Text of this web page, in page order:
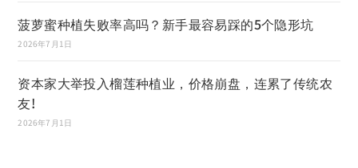
菠萝蜜种植失败率高吗？新手最容易踩的5个隐形坑
2026年7月1日
资本家大举投入榴莲种植业，价格崩盘，连累了传统农
友!
2026年7月1日